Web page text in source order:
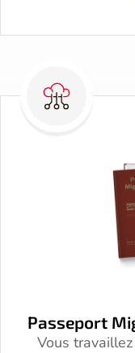
Passeport
Vous